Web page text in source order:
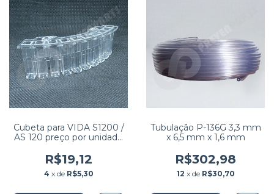
Cubeta para VIDA S1200 /
AS 120 preço por unidade
unidades)
R$19,12
4 x de R$5,30
Tubulação P-136G 3,3 mm
x 6,5 mm x 1,6 mm
R$302,98
12 x de R$30,70